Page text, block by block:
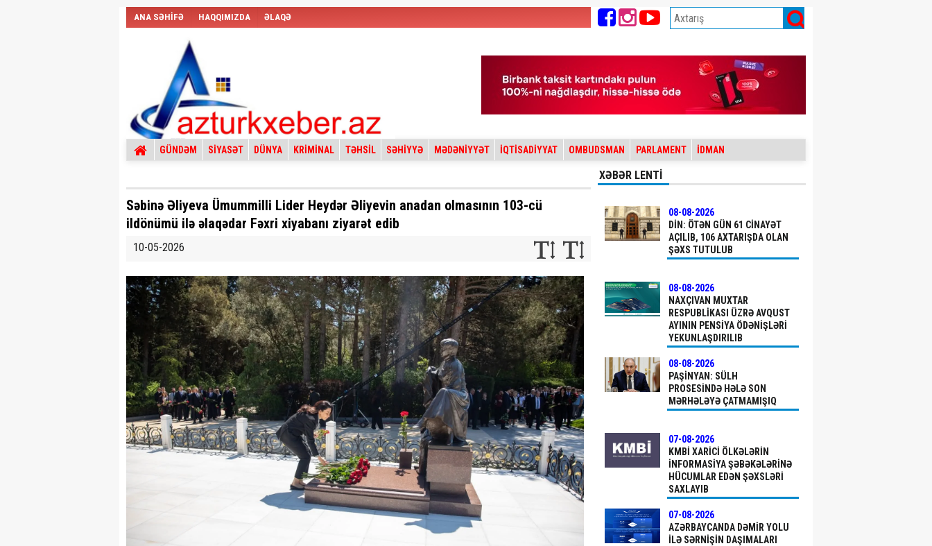
ANA SƏHİFƏ HAQQIMIZDA ƏLAQƏ
GÜNDƏM SİYASƏT DÜNYA KRİMİNAL TƏHSİL SƏHİYYƏ MƏDƏNİYYƏT İQTİSADİYYAT OMBUDSMAN PARLAMENT İDMAN
Səbinə Əliyeva Ümummilli Lider Heydər Əliyevin anadan olmasının 103-cü
ildönümü ilə əlaqədar Fəxri xiyabanı ziyarət edib
10-05-2026
XƏBƏR LENTİ
08-08-2026
DİN: ÖTƏN GÜN 61 CINAYƏT
AÇILIB, 106 AXTARIŞDA OLAN
ŞƏXS TUTULUB
08-08-2026
NAXÇIVAN MUXTAR
RESPUBLIKASI ÜZRƏ AVQUST
AYININ PENSIYA ÖDƏNIŞLƏRI
YEKUNLAŞDIRILIB
08-08-2026
PAŞINYAN: SÜLH
PROSESINDƏ HƏLƏ SON
MƏRHƏLƏYƏ ÇATMAMIŞIQ
07-08-2026
KMBİ XARICI ÖLKƏLƏRIN
INFORMASIYA ŞƏBƏKƏLƏRINƏ
HÜCUMLAR EDƏN ŞƏXSLƏRI
SAXLAYIB
07-08-2026
AZƏRBAYCANDA DƏMIR YOLU
ILƏ SƏRNIŞIN DAŞIMALARI